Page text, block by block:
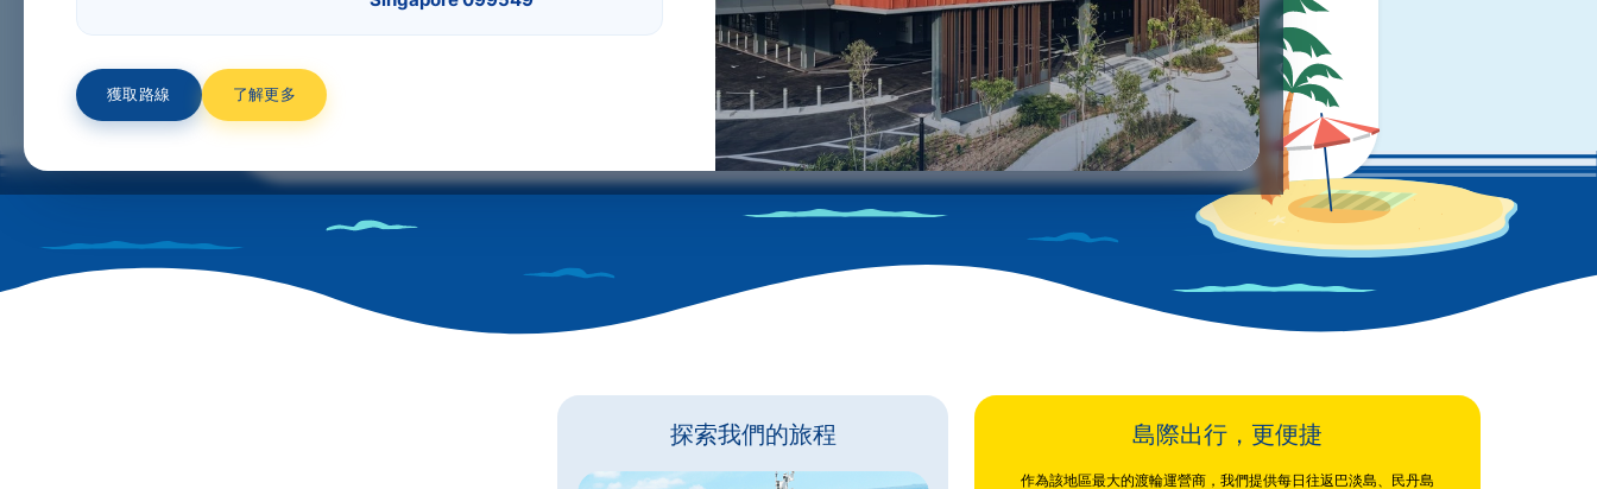
獲取路線 了解更多
1
探索我們的旅程 島際出行，更便捷
作為該地區最大的渡輪運營商，我們提供每日往返巴淡島、民丹島